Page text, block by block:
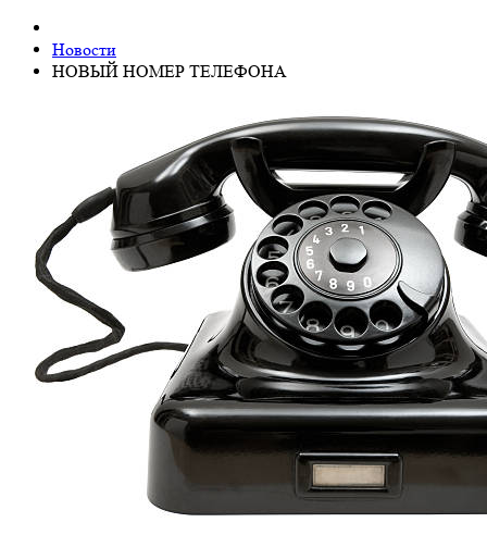
Новости
НОВЫЙ НОМЕР ТЕЛЕФОНА